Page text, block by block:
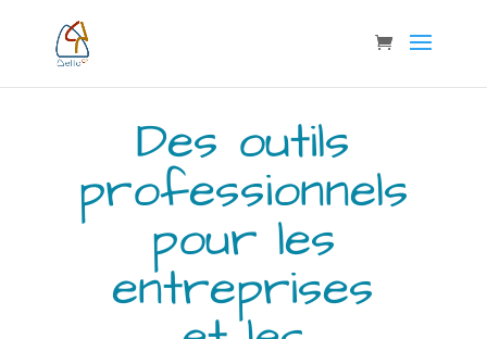
Des outils
professionnels
pour les
entreprises